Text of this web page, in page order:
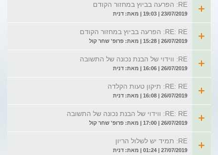
RE: הפרעה בביוץ במחזור הקודם
23/07/2019 | 19:03 | מאת: דנית
RE: RE: הפרעה בביוץ במחזור הקודם
26/07/2019 | 15:28 | מאת: פרופ' שחר קול
RE: ווידוי של הבנת נכונה של התשובה
26/07/2019 | 16:06 | מאת: דנית
RE: RE: תיקון טעות הקלדה
26/07/2019 | 16:08 | מאת: דנית
RE: RE: ווידוי של הבנת נכונה של התשובה
26/07/2019 | 17:00 | מאת: פרופ' שחר קול
RE: תמיד יש לשלול הריון
27/07/2019 | 01:24 | מאת: דנית